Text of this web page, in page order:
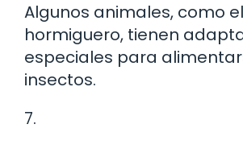
Algunos animales, como
hormiguero, tienen
especiales para
insectos.
7.